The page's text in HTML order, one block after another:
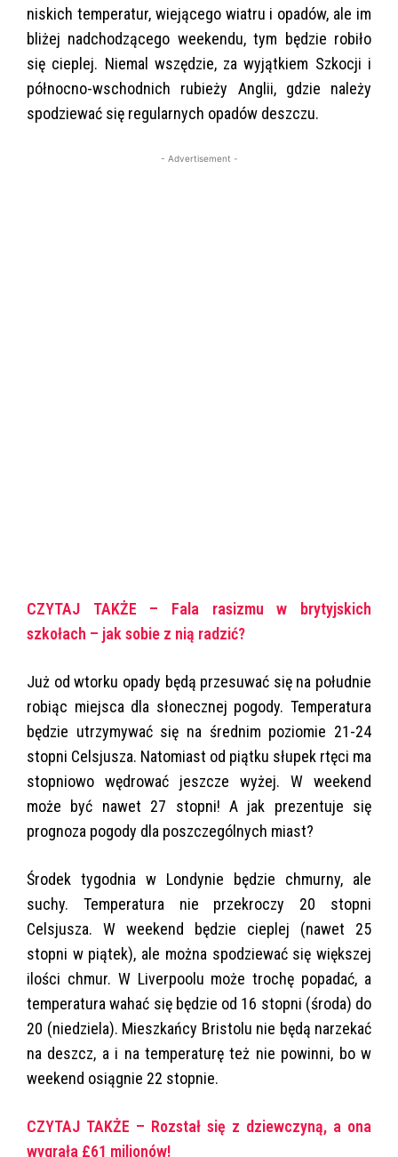
niskich temperatur, wiejącego wiatru i opadów, ale im
bliżej nadchodzącego weekendu, tym będzie robiło
się cieplej. Niemal wszędzie, za wyjątkiem Szkocji i
północno-wschodnich rubieży Anglii, gdzie należy
spodziewać się regularnych opadów deszczu.
- Advertisement -
CZYTAJ TAKŻE – Fala rasizmu w brytyjskich
szkołach – jak sobie z nią radzić?
Już od wtorku opady będą przesuwać się na południe
robiąc miejsca dla słonecznej pogody. Temperatura
będzie utrzymywać się na średnim poziomie 21-24
stopni Celsjusza. Natomiast od piątku słupek rtęci ma
stopniowo wędrować jeszcze wyżej. W weekend
może być nawet 27 stopni! A jak prezentuje się
prognoza pogody dla poszczególnych miast?
Środek tygodnia w Londynie będzie chmurny, ale
suchy. Temperatura nie przekroczy 20 stopni
Celsjusza. W weekend będzie cieplej (nawet 25
stopni w piątek), ale można spodziewać się większej
ilości chmur. W Liverpoolu może trochę popadać, a
temperatura wahać się będzie od 16 stopni (środa) do
20 (niedziela). Mieszkańcy Bristolu nie będą narzekać
na deszcz, a i na temperaturę też nie powinni, bo w
weekend osiągnie 22 stopnie.
CZYTAJ TAKŻE – Rozstał się z dziewczyną, a ona
wygrała £61 milionów!